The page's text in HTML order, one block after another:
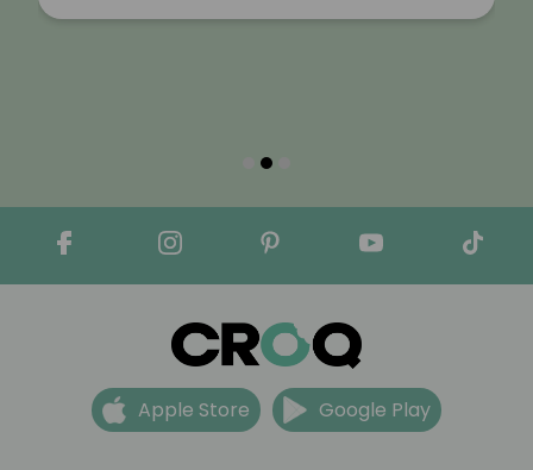
Apple Store Google Play